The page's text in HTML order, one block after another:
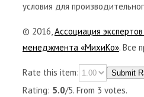
условия для
© 2016,Ассоциация
менеджмента «МихиКо». Все
Rate this item: Submit
Rating: 5.0/5. From 3 votes.